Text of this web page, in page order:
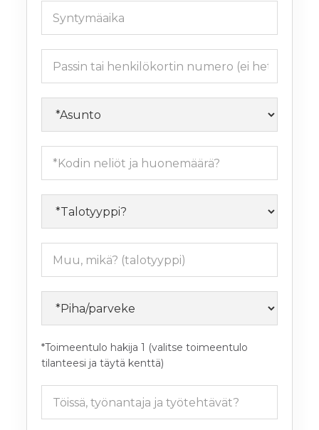
*Toimeentulo hakija 1 (valitse toimeentulo
tilanteesi ja täytä kenttä)